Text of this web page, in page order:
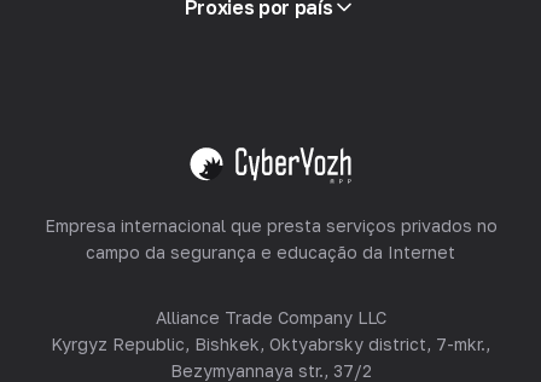
Revendendo
Proxies por país
Ver tudo
Empresa internacional que presta serviços privados no
campo da segurança e educação da Internet
Alliance Trade Company LLC
Kyrgyz Republic, Bishkek, Oktyabrsky district, 7-mkr.,
Bezymyannaya str., 37/2